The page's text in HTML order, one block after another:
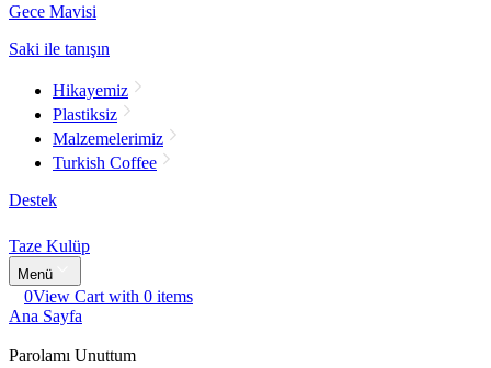
Gece Mavisi
Saki ile tanışın
Hikayemiz
Plastiksiz
Malzemelerimiz
Turkish Coffee
Destek
Taze Kulüp
Menü
0View Cart with 0 items
Ana Sayfa
Parolamı Unuttum